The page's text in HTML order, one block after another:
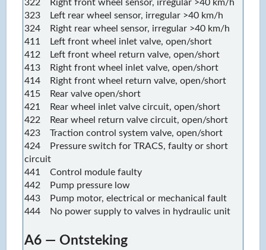
322 Right front wheel sensor, irregular >40 km/h
323 Left rear wheel sensor, irregular >40 km/h
324 Right rear wheel sensor, irregular >40 km/h
411 Left front wheel inlet valve, open/short
412 Left front wheel return valve, open/short
413 Right front wheel inlet valve, open/short
414 Right front wheel return valve, open/short
415 Rear valve open/short
421 Rear wheel inlet valve circuit, open/short
422 Rear wheel return valve circuit, open/short
423 Traction control system valve, open/short
424 Pressure switch for TRACS, faulty or short
circuit
441 Control module faulty
442 Pump pressure low
443 Pump motor, electrical or mechanical fault
444 No power supply to valves in hydraulic unit
A6 — Ontsteking